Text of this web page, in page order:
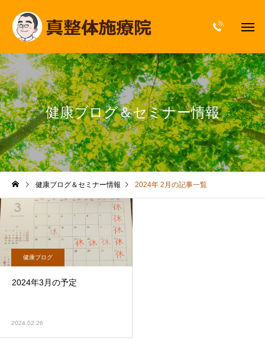
健康ブログ＆セミナー情報
健康ブログ＆セミナー情報 2024年 2月の記事一覧
健康ブログ
2024年3月の予定
2024.02.26